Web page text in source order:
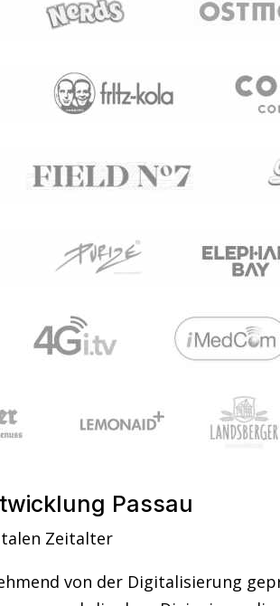
Passau
Zeitalter
von der Digitalisierung